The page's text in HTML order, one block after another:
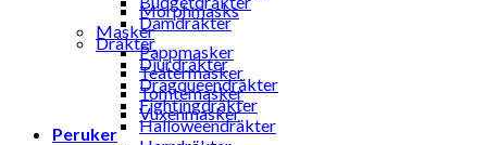
Morphmasks
Masker
Pappmasker
Teatermasker
Tomtemasker
Vuxenmasker
Peruker
Damdräkter
Dräkter
Djurdräkter
Dragqueendräkter
Fightingdräkter
Halloweendräkter